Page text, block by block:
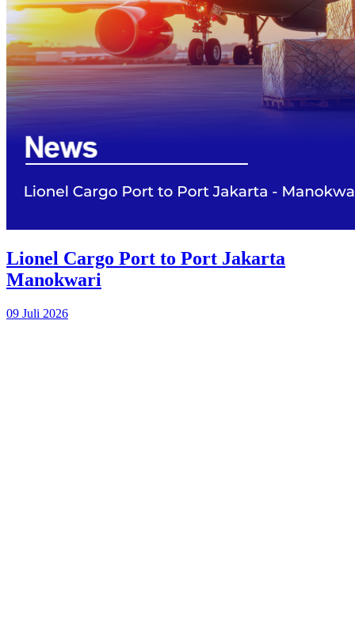
Lionel Cargo Port to Port Jakarta
Manokwari
09 Juli 2026